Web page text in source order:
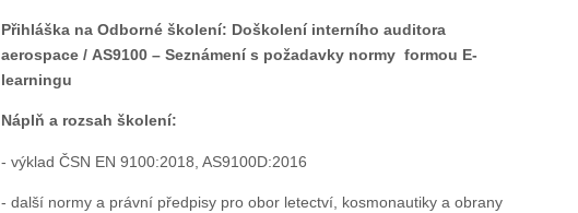
Přihláška na Odborné školení: Doškolení interního auditora
aerospace / AS9100 – Seznámení s požadavky normy formou E-
learningu
Náplň a rozsah školení:
- výklad ČSN EN 9100:2018, AS9100D:2016
- další normy a právní předpisy pro obor letectví, kosmonautiky a obrany